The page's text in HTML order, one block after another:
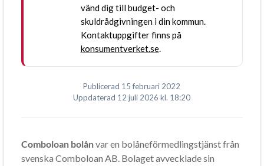
vänd dig till budget- och
skuldrådgivningen i din kommun.
Kontaktuppgifter finns på
konsumentverket.se.
Publicerad 15 februari 2022
Uppdaterad 12 juli 2026 kl. 18:20
Comboloan bolånvar en bolåneförmedlingstjänst från
svenska Comboloan AB. Bolaget avvecklade sin